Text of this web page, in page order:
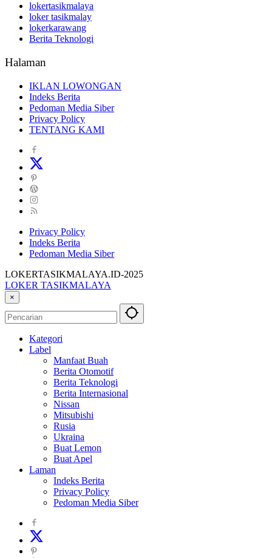
lokertasikmalaya
loker tasikmalay
lokerkarawang
Berita Teknologi
Halaman
IKLAN LOWONGAN
Indeks Berita
Pedoman Media Siber
Privacy Policy
TENTANG KAMI
Privacy Policy
Indeks Berita
Pedoman Media Siber
LOKERTASIKMALAYA.ID-2025
LOKER TASIKMALAYA
Info
Lowongan
Kerja
Sekitarna
×
Kategori
Label
Manfaat Buah
Berita Otomotif
Berita Teknologi
Berita Internasional
Nissan
Mitsubishi
Rusia
Ukraina
Buat Lemon
Buat Apel
Laman
Indeks Berita
Privacy Policy
Pedoman Media Siber